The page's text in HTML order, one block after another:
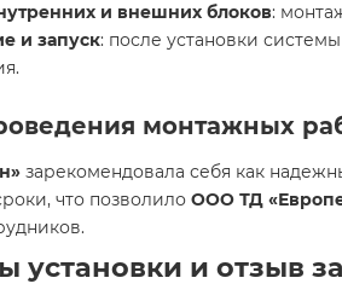
и внешних блоков:
и запуск: после установки
монтажных
зарекомендовала себя как
что позволило ООО ТД
установки и отзыв